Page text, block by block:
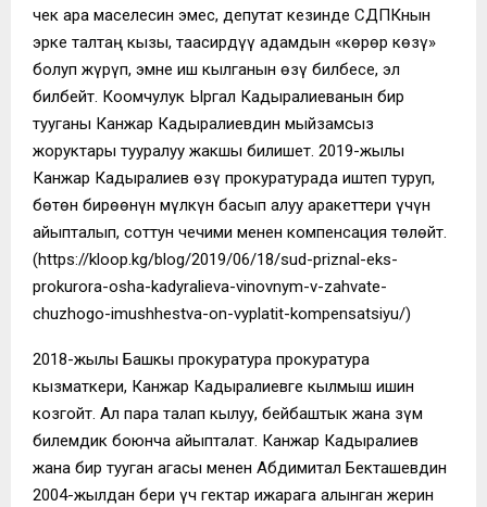
чек ара маселесин эмес, депутат кезинде СДПКнын
эрке талтаң кызы, таасирдүү адамдын «кѳрѳр кѳзү»
болуп жүрүп, эмне иш кылганын ѳзү билбесе, эл
билбейт. Коомчулук Ыргал Кадыралиеванын бир
тууганы Канжар Кадыралиевдин мыйзамсыз
жоруктары тууралуу жакшы билишет. 2019-жылы
Канжар Кадыралиев ѳзү прокуратурада иштеп туруп,
бѳтѳн бирѳѳнүн мүлкүн басып алуу аракеттери үчүн
айыпталып, соттун чечими менен компенсация тѳлѳйт.
(https://kloop.kg/blog/2019/06/18/sud-priznal-eks-
prokurora-osha-kadyralieva-vinovnym-v-zahvate-
chuzhogo-imushhestva-on-vyplatit-kompensatsiyu/)
2018-жылы Башкы прокуратура прокуратура
кызматкери, Канжар Кадыралиевге кылмыш ишин
козгойт. Ал пара талап кылуу, бейбаштык жана өзүм
билемдик боюнча айыпталат. Канжар Кадыралиев
жана бир тууган агасы менен Абдимитал Бекташевдин
2004-жылдан бери үч гектар ижарага алынган жерин